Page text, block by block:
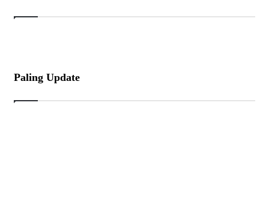
Paling Update